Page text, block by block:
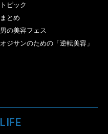
トピック
まとめ
男の美容フェス
オジサンのための「逆転美容」
LIFE